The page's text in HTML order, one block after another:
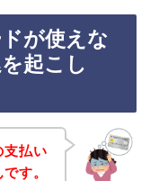
が使えな
起こし
支払い
す。